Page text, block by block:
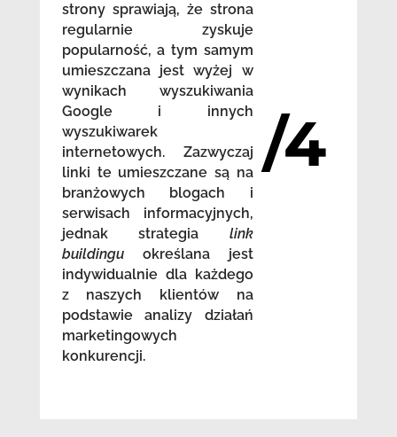
strony sprawiają, że strona
regularnie zyskuje
popularność, a tym samym
umieszczana jest wyżej w
wynikach wyszukiwania
Google i innych
wyszukiwarek
internetowych. Zazwyczaj
linki te umieszczane są na
branżowych blogach i
serwisach informacyjnych,
jednak strategia link
buildingu określana jest
indywidualnie dla każdego
z naszych klientów na
podstawie analizy działań
marketingowych
konkurencji.
/4